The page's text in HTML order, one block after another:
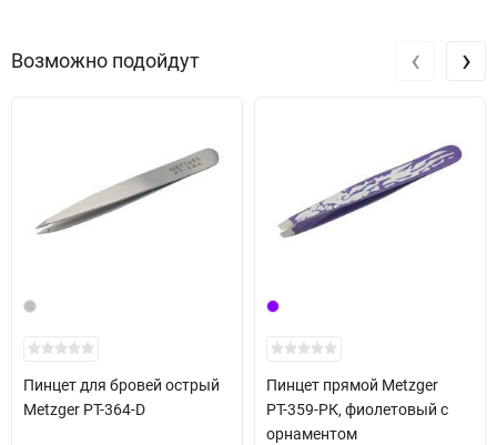
Возможно подойдут
Пинцет для бровей острый
Metzger РТ-364-D
Пинцет прямой Metzger
РТ-359-РК, фиолетовый с
орнаментом
‹ ›